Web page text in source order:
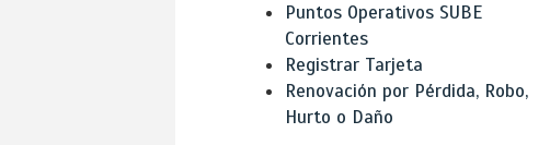
Puntos Operativos SUBE
Corrientes
Registrar Tarjeta
Renovación por Pérdida, Robo,
Hurto o Daño